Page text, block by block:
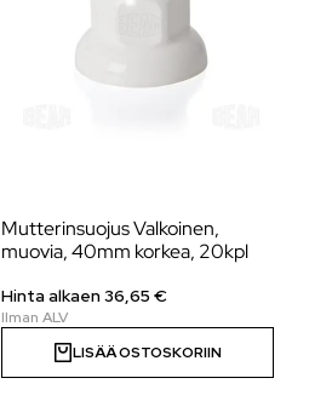
Mutterinsuojus Valkoinen,
muovia, 40mm korkea, 20kpl
Hinta alkaen 36,65 €
LISÄÄ OSTOSKORIIN